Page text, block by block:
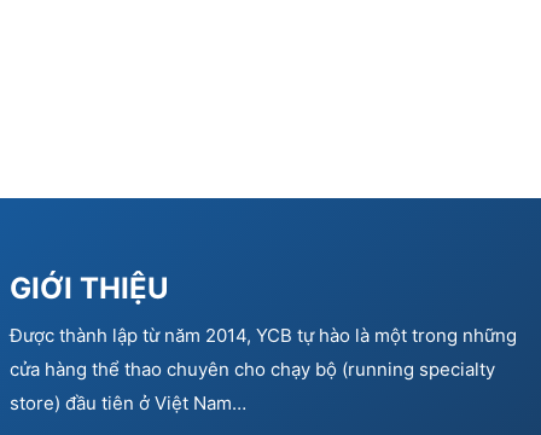
GIỚI THIỆU
Được thành lập từ năm 2014, YCB tự hào là một trong những
cửa hàng thể thao chuyên cho chạy bộ (running specialty
store) đầu tiên ở Việt Nam…